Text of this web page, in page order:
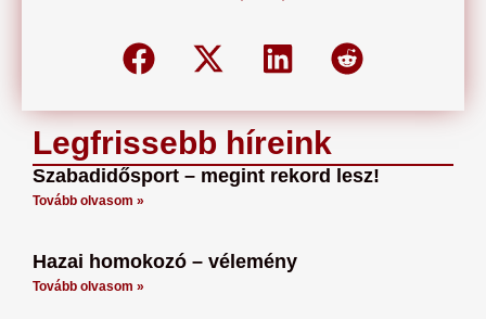
Legfrissebb híreink
Szabadidősport – megint rekord lesz!
Tovább olvasom »
Hazai homokozó – vélemény
Tovább olvasom »